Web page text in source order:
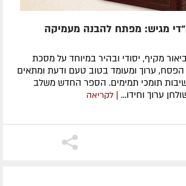
מגיש: מפתח להבנה מעמיקה
מקיף, יסודי ובהיר במיוחד על מסכת
הפסח, ערוך ומעומד בטוב טעם ודעת ומתאים
תומכי תמימים. ​הספר החדש משלב
ערוך וחידו... | לקריאה